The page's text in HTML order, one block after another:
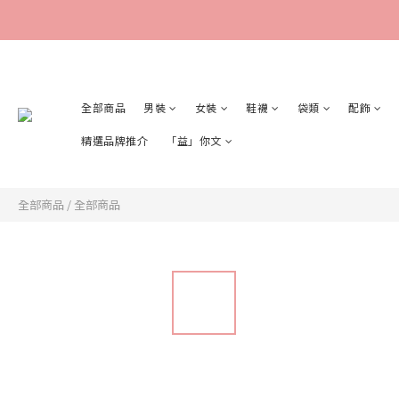
全部商品 男裝 女裝 鞋襪 袋類 配飾
精選品牌推介 「益」你文
全部商品 / 全部商品